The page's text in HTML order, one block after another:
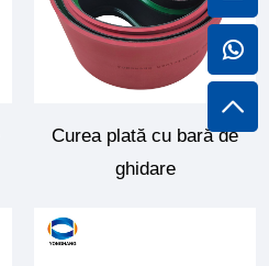
Curea plată cu bară de
ghidare